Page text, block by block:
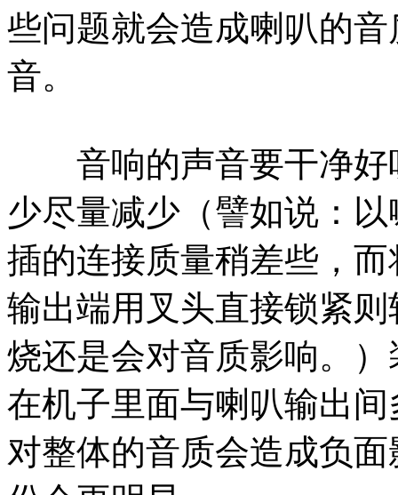
些问题就会造成喇叭的
音。
音响的声音要干净好
少尽量减少（譬如说：
插的连接质量稍差些，
输出端用叉头直接锁紧
烧还是会对音质影响。
在机子里面与喇叭输出
对整体的音质会造成负